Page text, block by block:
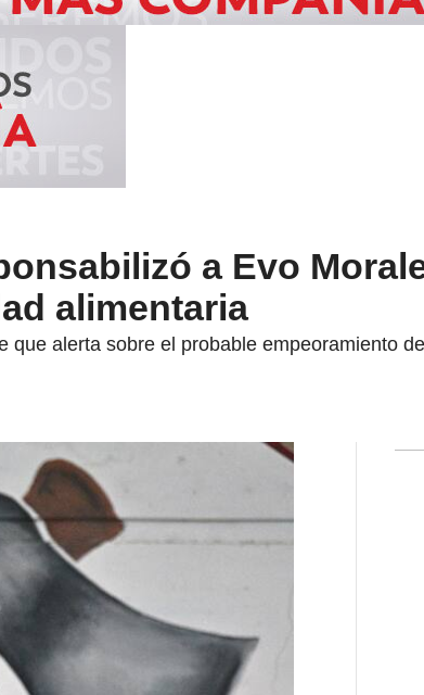
a Evo
alimentaria
que alerta sobre el probable empeoramiento